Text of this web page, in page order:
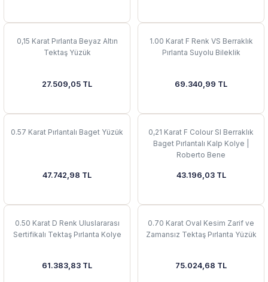
0,15 Karat Pırlanta Beyaz Altın
Tektaş Yüzük
27.509,05 TL
1.00 Karat F Renk VS Berraklık
Pırlanta Suyolu Bileklik
69.340,99 TL
0.57 Karat Pırlantalı Baget Yüzük
47.742,98 TL
0,21 Karat F Colour SI Berraklık
Baget Pırlantalı Kalp Kolye |
Roberto Bene
43.196,03 TL
0.50 Karat D Renk Uluslararası
Sertifikalı Tektaş Pırlanta Kolye
61.383,83 TL
0.70 Karat Oval Kesim Zarif ve
Zamansız Tektaş Pırlanta Yüzük
75.024,68 TL